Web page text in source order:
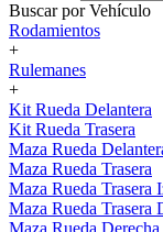
Buscar por Vehículo
Rodamientos
+
Rulemanes
+
Kit Rueda Delantera
Kit Rueda Trasera
Maza Rueda
Maza Rueda Trasera
Maza Rueda Trasera
Maza Rueda Trasera
Maza Rueda